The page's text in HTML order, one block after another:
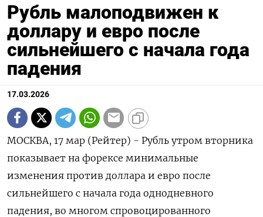
Рубль малоподвижен к
доллару и евро после
сильнейшего с начала года
падения
17.03.2026
МОСКВА, 17 мар (Рейтер) - Рубль утром вторника
показывает на форексе минимальные
изменения против доллара и евро после
сильнейшего с начала года однодневного
падения, во многом спровоцированного